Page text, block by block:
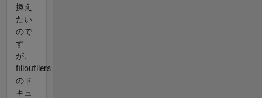
換え
たい
ので
す
が、
filloutliers
のド
キュ